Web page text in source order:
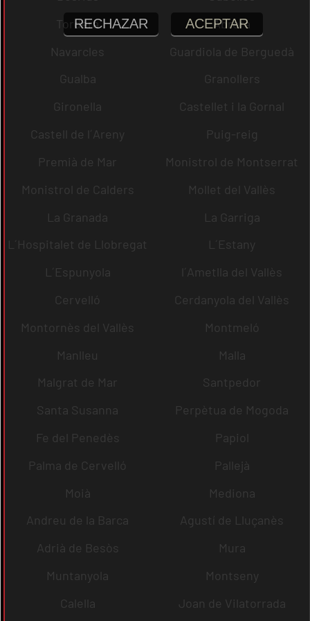
Tordera
Abrera
Navarcles
Guardiola de Berguedà
Gualba
Granollers
Gironella
Castellet i la Gornal
Castell de l´Areny
Puig-reig
Premià de Mar
Monistrol de Montserrat
Monistrol de Calders
Mollet del Vallès
La Granada
La Garriga
L´Hospitalet de Llobregat
L´Estany
L´Espunyola
l´Ametlla del Vallès
Cervelló
Cerdanyola del Vallès
Montornès del Vallès
Montmeló
Manlleu
Malla
Malgrat de Mar
Santpedor
Santa Susanna
Perpètua de Mogoda
Fe del Penedès
Papiol
Palma de Cervelló
Pallejà
Moià
Mediona
Andreu de la Barca
Agustí de Lluçanès
Adrià de Besòs
Mura
Muntanyola
Montseny
Calella
Joan de Vilatorrada
RECHAZAR ACEPTAR